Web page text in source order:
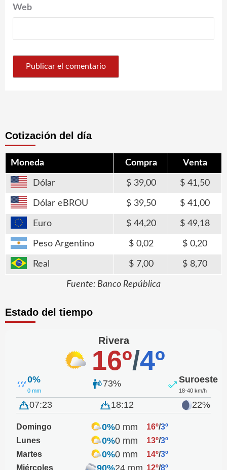
Web
Cotización del día
Moneda Compra Venta
Dólar 39,00 41,50
Dólar eBROU 39,50 41,00
Euro 44,20 49,18
Peso Argentino 0,02 0,20
Real 7,00 8,70
Fuente: Banco República
Estado del tiempo
Rivera
16º/4º
0%
0 mm
73% Suroeste
18-40 km/h
07:23 18:12 22%
Domingo 0%0 mm 16º/3º
Lunes
0%0 mm 13º/3º
Martes
0%0 mm 14º/3º
Miércoles
90%24 mm 12º/8º